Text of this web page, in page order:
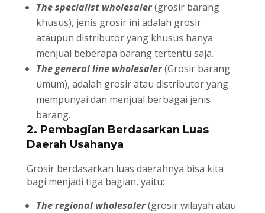
The specialist wholesaler(grosir barang
khusus), jenis grosir ini adalah grosir
ataupun distributor yang khusus hanya
menjual beberapa barang tertentu saja.
The general line wholesaler(Grosir barang
umum), adalah grosir atau distributor yang
mempunyai dan menjual berbagai jenis
barang.
2. Pembagian Berdasarkan Luas
Daerah Usahanya
Grosir berdasarkan luas daerahnya bisa kita
bagi menjadi tiga bagian, yaitu:
The regional wholesaler(grosir wilayah atau